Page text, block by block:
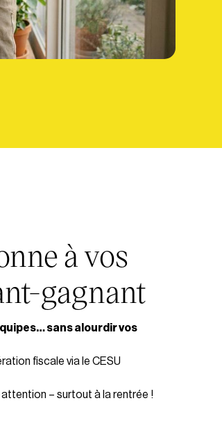
à vos
gagnant
sans alourdir vos
fiscale via le CESU
– surtout à la rentrée !